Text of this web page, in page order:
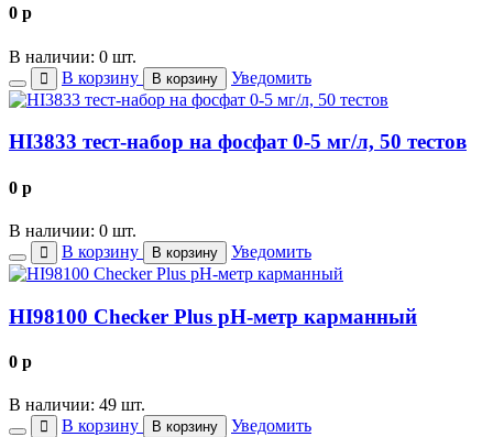
0 p
В наличии: 0 шт.
В корзину
В корзину Уведомить
HI3833 тест-набор на фосфат 0-5 мг/л, 50 тестов
0 p
В наличии: 0 шт.
В корзину
В корзину Уведомить
HI98100 Checker Plus рН-метр карманный
0 p
В наличии: 49 шт.
В корзину
В корзину Уведомить